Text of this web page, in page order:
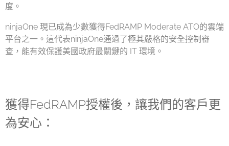
度。
ninjaOne 現已成為少數獲得FedRAMP Moderate ATO的雲端
平台之一。這代表ninjaOne通過了極其嚴格的安全控制審
查，能有效保護美國政府最關鍵的 IT 環境。
獲得FedRAMP授權後，讓我們的客戶更
為安心：